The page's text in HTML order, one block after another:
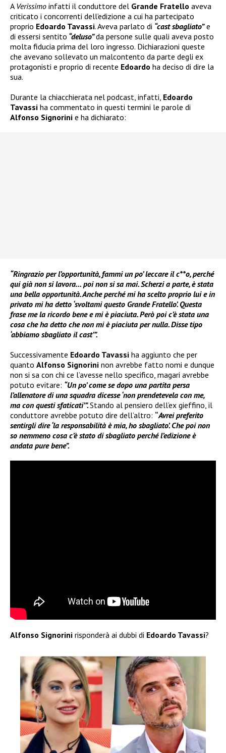
A Verissimo infatti il conduttore del Grande Fratello aveva
criticato i concorrenti dell’edizione a cui ha partecipato
proprio Edoardo Tavassi. Aveva parlato di “cast sbagliato”e
di essersi sentito “deluso”da persone sulle quali aveva posto
molta fiducia prima del loro ingresso. Dichiarazioni queste
che avevano sollevato un malcontento da parte degli ex
protagonisti e proprio di recente Edoardo ha deciso di dire la
sua.
Durante la chiacchierata nel podcast, infatti, Edoardo
Tavassi ha commentato in questi termini le parole di
Alfonso Signorini e ha dichiarato:
“Ringrazio per l’opportunità, fammi un po’ leccare il c**o, perché
qui già non si lavora… poi non si sa mai. Scherzi a parte, è stata
una bella opportunità. Anche perché mi ha scelto proprio lui e in
privato mi ha detto ‘svoltami questo Grande Fratello’. Questa
frase me la ricordo bene e mi è piaciuta. Però poi c’è stata una
cosa che ha detto che non mi è piaciuta per nulla. Disse tipo
‘abbiamo sbagliato il cast’”.
Successivamente Edoardo Tavassi ha aggiunto che per
quanto Alfonso Signorini non avrebbe fatto nomi e dunque
non si sa con chi ce l’avesse nello specifico, magari avrebbe
potuto evitare: “Un po’ come se dopo una partita persa
l’allenatore di una squadra dicesse ‘non prendetevela con me,
ma con questi sfaticati’”.Stando al pensiero dell’ex gieffino, il
conduttore avrebbe potuto dire dell’altro: “Avrei preferito
sentirgli dire ‘la responsabilità è mia, ho sbagliato’. Che poi non
so nemmeno cosa c’è stato di sbagliato perché l’edizione è
andata pure bene”.
Alfonso Signorini risponderà ai dubbi di Edoardo Tavassi?